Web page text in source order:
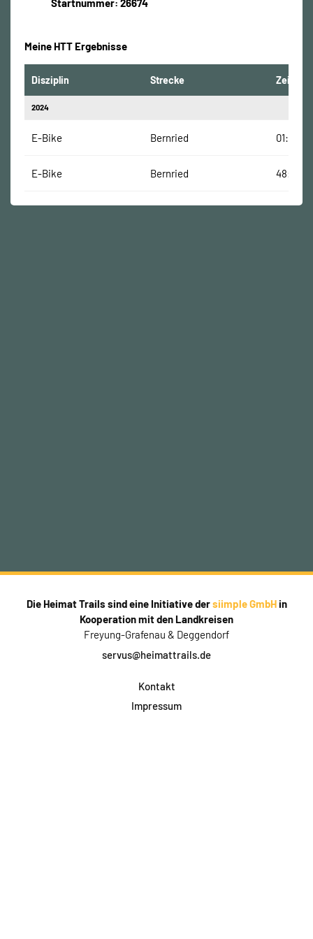
Startnummer: 26674
Meine HTT Ergebnisse
Disziplin Strecke Zeit
2024
E-Bike Bernried
E-Bike Bernried 48:37
Die Heimat Trails sind eine Initiative dersiimple GmbHin
Kooperation mit den Landkreisen
Freyung-Grafenau & Deggendorf
servus@heimattrails.de
Kontakt
Impressum